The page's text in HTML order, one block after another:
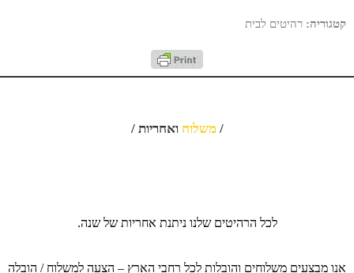
קטגוריה: רהיטים לבית
/משלוח ואחריות /
לכל הרהיטים שלנו ניתנת אחריות של שנה.
אנו מבצעים משלוחים והובלות לכל רחבי הארץ – הצעה למשלוח / הובלה